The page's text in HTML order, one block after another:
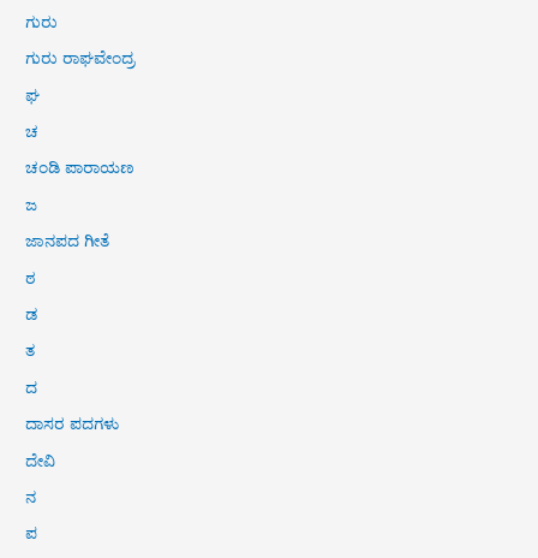
ಗುರು
ಗುರು ರಾಘವೇಂದ್ರ
ಘ
ಚ
ಚಂಡಿ ಪಾರಾಯಣ
ಜ
ಜಾನಪದ ಗೀತೆ
ಠ
ಡ
ತ
ದ
ದಾಸರ ಪದಗಳು
ದೇವಿ
ನ
ಪ